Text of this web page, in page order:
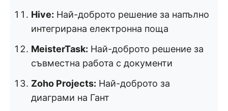
Hive: Най-доброто решение за напълно
интегрирана електронна поща
MeisterTask: Най-доброто решение за
съвместна работа с документи
Zoho Projects: Най-доброто за
диаграми на Гант